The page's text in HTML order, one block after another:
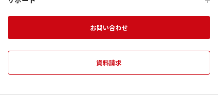
HELLO KITTY SHOW BOX
農家レストラン 陽・燦燦
禅坊 靖寧
望楼 青海波
インセンティブ旅行特集
エンターテインメント特集
淡路島の魅力
団体プログラムカタログ
お問い合わせ
資料請求